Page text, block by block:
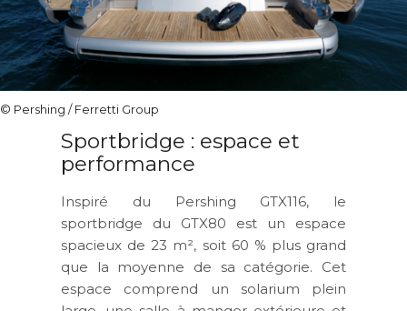
© Pershing / Ferretti Group
Sportbridge : espace et
performance
Inspiré du Pershing GTX116, le
sportbridge du GTX80 est un espace
spacieux de 23 m², soit 60 % plus grand
que la moyenne de sa catégorie. Cet
espace comprend un solarium plein